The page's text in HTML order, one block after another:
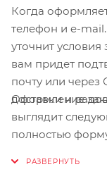
Когда
телефон и e-
уточнит условия
вам придет
почту или через
доставки и
Оформление
выглядит
полностью